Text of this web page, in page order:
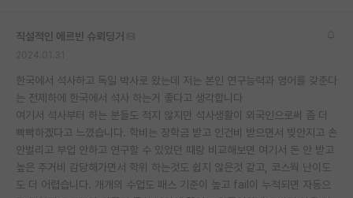
직설적인 에르빈 슈뢰딩거
한국에서 석사하고 독일 박사로 왔는데 저는 본인 연구능력과 영어를 갖춘다
는 전제하에 한국에서 석사 하는거 좋다고 생각합니다
여기서 석사부터 하는 분들도 적지 않지만 석사생활이 외국인으로써 좀 더
빡빡하겠다고 느꼈습니다. 학비는 장학금 받고 인건비 받으면서 빚안지고 손
안벌리고 부업 안하고 연구할 수 있었던 때랑 비교해보면 여기서 돈 안 받고
높은 주거비 감당해가면서 학위 하는것도 쉽지 않은것 같고, 코스웍 난이도
도 더 어렵습니다. 개개의 수업도 패스 기준이 높고 fail이 누적되면 자동으